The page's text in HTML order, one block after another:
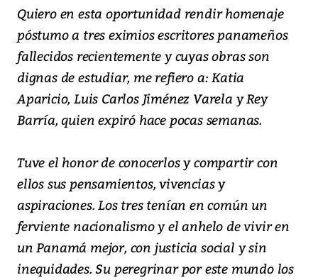
Quiero en esta oportunidad rendir homenaje
póstumo a tres eximios escritores panameños
fallecidos recientemente y cuyas obras son
dignas de estudiar, me refiero a: Katia
Aparicio, Luis Carlos Jiménez Varela y Rey
Barría, quien expiró hace pocas semanas.
Tuve el honor de conocerlos y compartir con
ellos sus pensamientos, vivencias y
aspiraciones. Los tres tenían en común un
ferviente nacionalismo y el anhelo de vivir en
un Panamá mejor, con justicia social y sin
inequidades. Su peregrinar por este mundo los